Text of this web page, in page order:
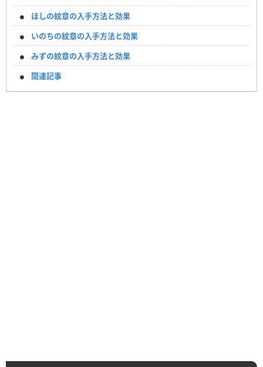
ほしの紋章の入手方法と効果
いのちの紋章の入手方法と効果
みずの紋章の入手方法と効果
関連記事